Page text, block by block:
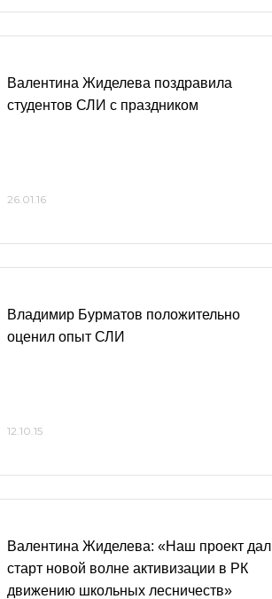
Валентина Жиделева поздравила
студентов СЛИ с праздником
26.01.16
Владимир Бурматов положительно
оценил опыт СЛИ
12.10.15
Валентина Жиделева: «Наш проект дал
старт новой волне активизации в РК
движению школьных лесничеств»